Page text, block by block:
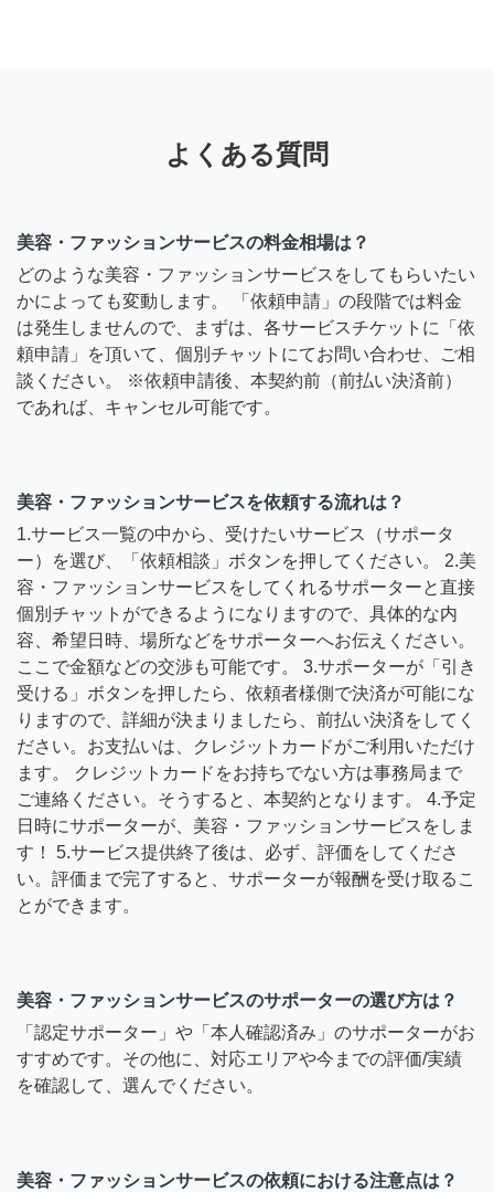
よくある質問
美容・ファッションサービスの料金相場は？
どのような美容・ファッションサービスをしてもらいたい
かによっても変動します。 「依頼申請」の段階では料金
は発生しませんので、まずは、各サービスチケットに「依
頼申請」を頂いて、個別チャットにてお問い合わせ、ご相
談ください。 ※依頼申請後、本契約前（前払い決済前）
であれば、キャンセル可能です。
美容・ファッションサービスを依頼する流れは？
1.サービス一覧の中から、受けたいサービス（サポータ
ー）を選び、「依頼相談」ボタンを押してください。 2.美
容・ファッションサービスをしてくれるサポーターと直接
個別チャットができるようになりますので、具体的な内
容、希望日時、場所などをサポーターへお伝えください。
ここで金額などの交渉も可能です。 3.サポーターが「引き
受ける」ボタンを押したら、依頼者様側で決済が可能にな
りますので、詳細が決まりましたら、前払い決済をしてく
ださい。お支払いは、クレジットカードがご利用いただけ
ます。 クレジットカードをお持ちでない方は事務局まで
ご連絡ください。そうすると、本契約となります。 4.予定
日時にサポーターが、美容・ファッションサービスをしま
す！ 5.サービス提供終了後は、必ず、評価をしてくださ
い。評価まで完了すると、サポーターが報酬を受け取るこ
とができます。
美容・ファッションサービスのサポーターの選び方は？
「認定サポーター」や「本人確認済み」のサポーターがお
すすめです。その他に、対応エリアや今までの評価/実績
を確認して、選んでください。
美容・ファッションサービスの依頼における注意点は？